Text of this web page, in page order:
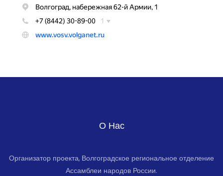
О Нас
Организатор проекта, Волгоградское региональное отделение
Ассамблеи народов России.